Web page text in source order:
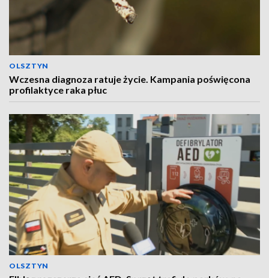
OLSZTYN
Wczesna diagnoza ratuje życie. Kampania poświęcona
profilaktyce raka płuc
OLSZTYN